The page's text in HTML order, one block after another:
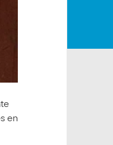
en